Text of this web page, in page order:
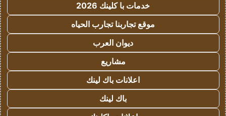
خدمات با كلينك 2026
موقع تجاربنا تجارب الحياه
ديوان العرب
مشاريع
اعلانات باك لينك
باك لينك